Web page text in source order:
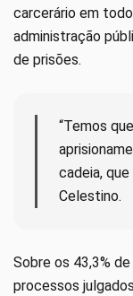
carcerário em
administração
de prisões.
“Temos
cadeia,
Celestino.
Sobre os 43,3%
processos